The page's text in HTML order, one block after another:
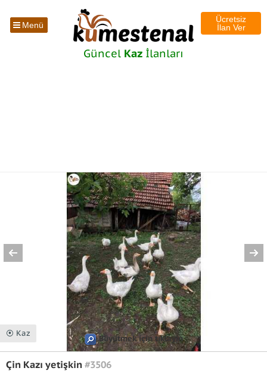
Menü
Ücretsiz
İlan Ver
Güncel Kaz İlanları
⦿ Kaz
Büyütmek için tıklayın
Çin Kazı yetişkin #3506